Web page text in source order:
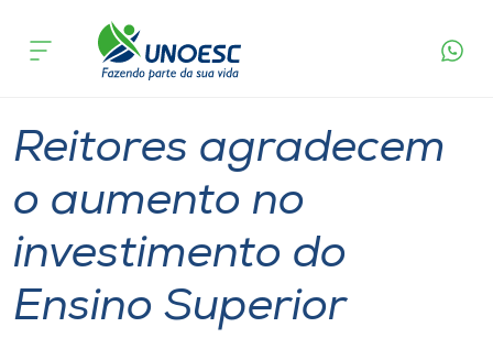
Cursos
Atendimento ao Estudante
Portal de Ensino
acontece
Reitores agradecem
o aumento no
investimento do
Ensino Superior